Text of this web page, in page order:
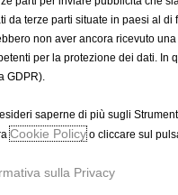
da terze parti situate in paesi al
non aver ancora ricevuto
per la protezione dei dati. In
GDPR).
saperne di più sugli
Cookie Policyo cliccare sul
sulla Privacy